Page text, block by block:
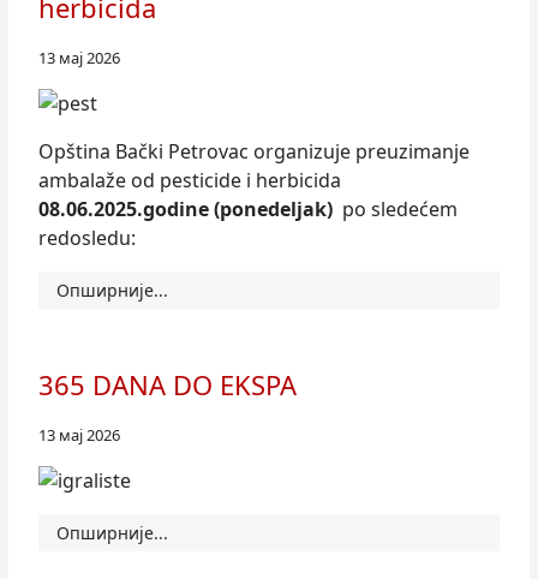
herbicida
13 мај 2026
Opština Bački Petrovac organizuje preuzimanje
ambalaže od pesticide i herbicida
08.06.2025.godine(ponedeljak) po sledećem
redosledu:
Опширније...
365 DANA DO EKSPA
13 мај 2026
Опширније...